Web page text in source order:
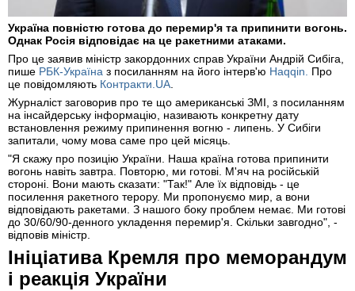
Україна повністю готова до перемир'я та припинити вогонь.
Однак Росія відповідає на це ракетними атаками.
Про це заявив міністр закордонних справ України Андрій Сибіга,
пише РБК-Україна з посиланням на його інтерв'ю Haqqin.
Про
це повідомляють Контракти.UA
Журналіст заговорив про те що американські ЗМІ, з посиланням
на інсайдерську інформацію, називають конкретну дату
встановлення режиму припинення вогню - липень. У Сибіги
запитали, чому мова саме про цей місяць.
"Я скажу про позицію України. Наша країна готова припинити
вогонь навіть завтра. Повторю, ми готові. М'яч на російській
стороні. Вони мають сказати: "Так!" Але їх відповідь - це
посилення ракетного терору. Ми пропонуємо мир, а вони
відповідають ракетами. З нашого боку проблем немає. Ми готові
до 30/60/90-денного укладення перемир'я. Скільки завгодно", -
відповів міністр.
Ініціатива Кремля про меморандум
і реакція України